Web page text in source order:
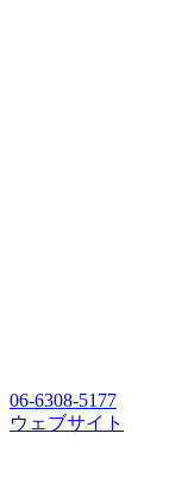
06-6308-5177
ウェブサイト